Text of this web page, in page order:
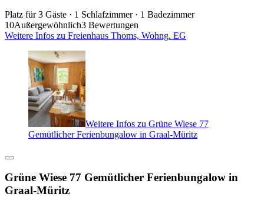
Platz für 3 Gäste · 1 Schlafzimmer · 1 Badezimmer
10Außergewöhnlich3 Bewertungen
Weitere Infos zu Freienhaus Thoms, Wohng. EG
Weitere Infos zu Grüne Wiese 77
Gemütlicher Ferienbungalow in Graal-Müritz
Grüne Wiese 77 Gemütlicher Ferienbungalow in
Graal-Müritz